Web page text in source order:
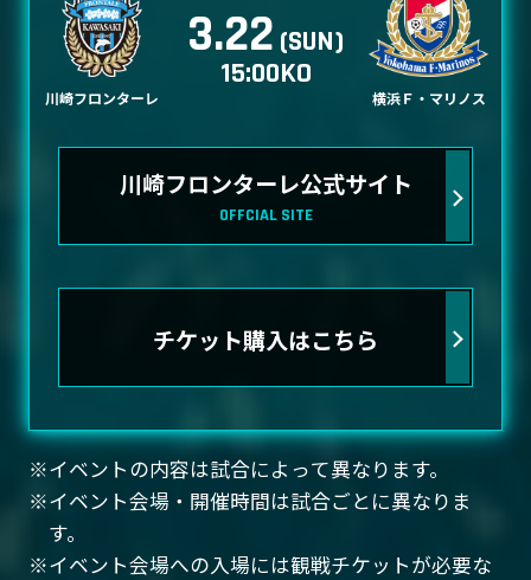
川崎フロンターレ
3.22 (SUN)
15:00KO
横浜Ｆ・マリノス
川崎フロンターレ公式サイト
OFFCIAL SITE
チケット購入はこちら
イベントの内容は試合によって異なります。
イベント会場・開催時間は試合ごとに異なりま
す。
イベント会場への入場には観戦チケットが必要な